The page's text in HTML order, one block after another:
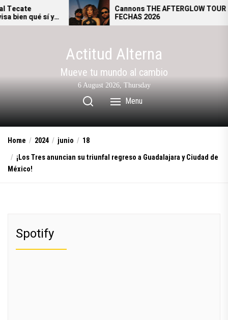
Skip
to
y
Cannons THE AFTERGLOW TOUR –
FECHAS 2026
Actitud Alterna
Mueve tu mundo al cambio
6 August 2026, Thursday
Menu
Home 2024 junio
18
¡Los Tres anuncian su triunfal regreso a Guadalajara y Ciudad de
México!
Spotify